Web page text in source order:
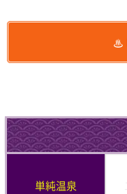
単純温泉